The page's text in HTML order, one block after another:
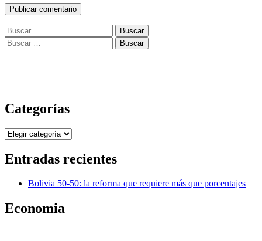
Buscar:
Buscar:
Categorías
Categorías
Entradas recientes
Bolivia 50-50: la reforma que requiere más que porcentajes
Economia